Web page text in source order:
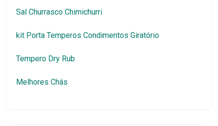
Sal Churrasco Chimichurri
kit Porta Temperos Condimentos Giratório
Tempero Dry Rub
Melhores Chás